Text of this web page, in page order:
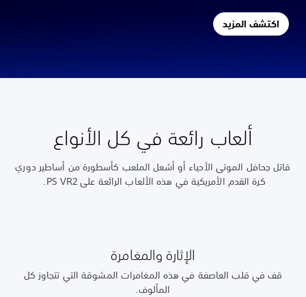
اكتشف المزيد
ألعاب رائعة في كل الأنواع
قاتل جحافل الموتى الأحياء أو أشعل الملعب كأسطورة من أساطير دوري
كرة القدم الأمريكية في هذه الألعاب الرائعة على PS VR2.
الإثارة والمغامرة
قف في قلب العاصفة في هذه المغامرات المشوقة التي تتجاوز كل
المألوف.